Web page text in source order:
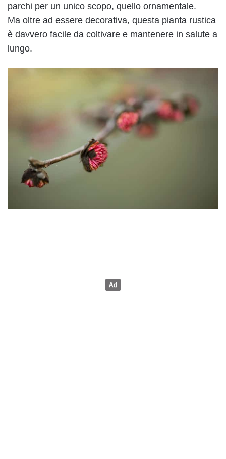
parchi per un unico scopo, quello ornamentale.
Ma oltre ad essere decorativa, questa pianta rustica
è davvero facile da coltivare e mantenere in salute a
lungo.